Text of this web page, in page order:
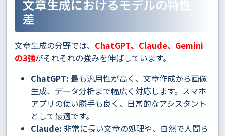
文章生成におけるモデルの特性
差
文章生成の分野では、 ChatGPT、Claude、Gemini
の3強がそれぞれの強みを伸ばしています。
ChatGPT: 最も汎用性が高く、文章作成から画像
生成、データ分析まで幅広く対応します。スマホ
アプリの使い勝手も良く、日常的なアシスタント
として最適です。
Claude: 非常に長い文章の処理や、自然で人間ら